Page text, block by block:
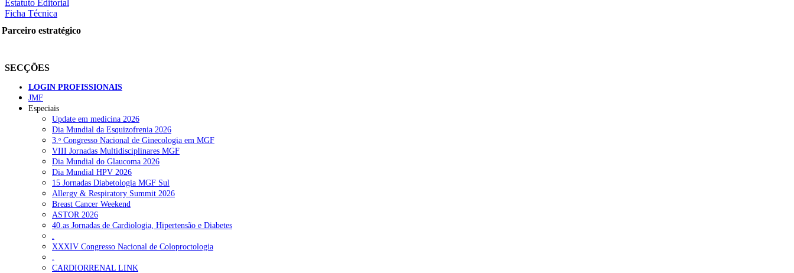
nas redes sociais:
RECENTES
Quase 11.900 jovens recorreram aos cheques psicólogo e nutricionista no primeiro mês
ULS de Coimbra estreia cirurgia endoscópica do ouvido com apoio robótico em Portugal
Enfermeiros exigem esclarecimentos sobre eventual gestão privada da ULS do Algarve
Ordem dos Médicos alerta para riscos no novo sistema de acesso a consultas e cirurgias
Portugal está a formar os médicos de que precisa?
Estatuto Editorial
Ficha Técnica
Parceiro estratégico
SECÇÕES
LOGIN PROFISSIONAIS
JMF
Especiais
Update em medicina 2026
Dia Mundial da Esquizofrenia 2026
3.ᵒ Congresso Nacional de Ginecologia em MGF
VIII Jornadas Multidisciplinares MGF
Dia Mundial do Glaucoma 2026
Dia Mundial HPV 2026
15 Jornadas Diabetologia MGF Sul
Allergy & Respiratory Summit 2026
Breast Cancer Weekend
ASTOR 2026
40.as Jornadas de Cardiologia, Hipertensão e Diabetes
.
XXXIV Congresso Nacional de Coloproctologia
.
CARDIORRENAL LINK